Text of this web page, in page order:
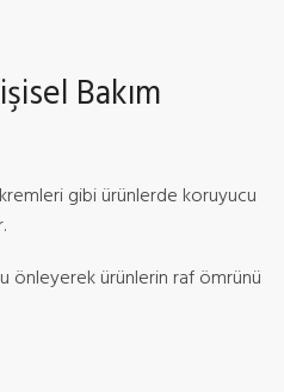
Bakım
gibi ürünlerde koruyucu
önleyerek ürünlerin raf ömrünü